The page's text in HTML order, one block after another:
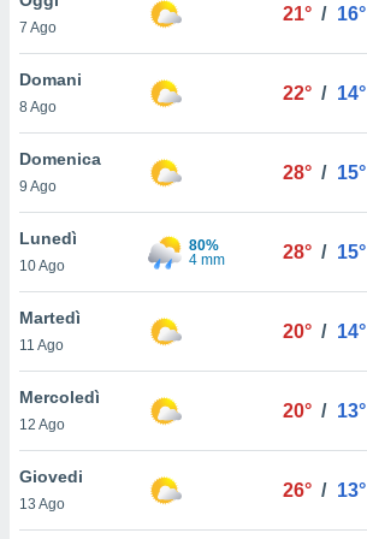
è
al sito
di
ci
di
il
un
la
nella
7 Ago
21° / 16°
Domani
8 Ago
22° / 14°
Domenica
9 Ago
28° / 15°
Lunedì
10 Ago
80%
4 mm
28° / 15°
Martedì
11 Ago
20° / 14°
Mercoledì
12 Ago
20° / 13°
Giovedi
13 Ago
26° / 13°